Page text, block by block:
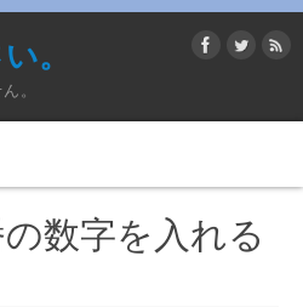
。
。
数字を入れる